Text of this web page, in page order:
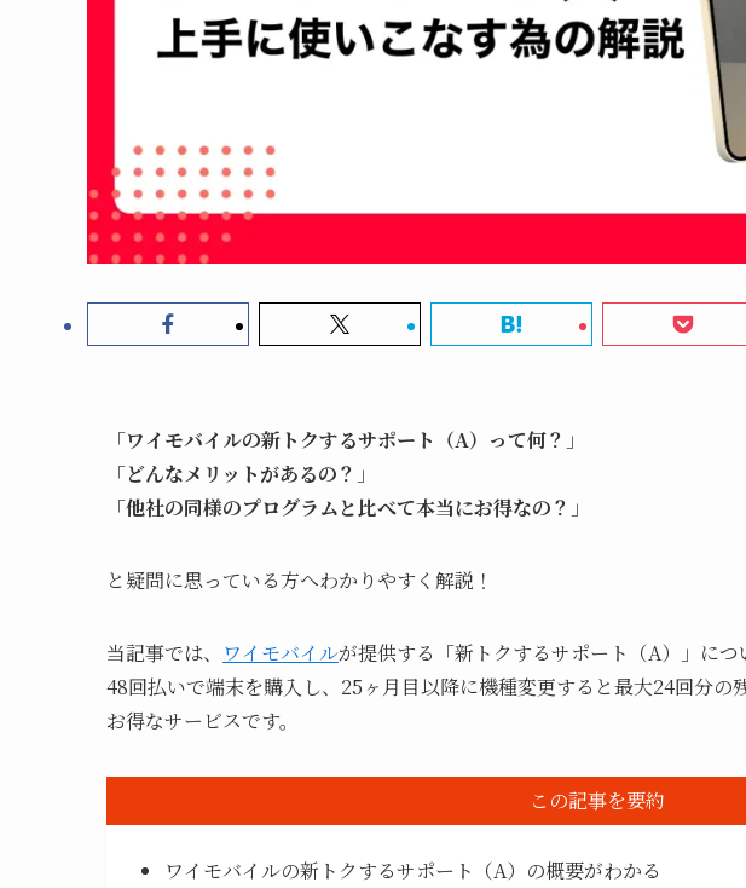
「ワイモバイルの新トクするサポート（A）って何？ 」
「どんなメリットがあるの？ 」
「他社の同様のプログラムと比べて本当にお得なの？ 」
と疑問に思っている方へわかりやすく解説！
当記事では、 ワイモバイルが提供する「新トクするサポート（A）」に
48回払いで端末を購入し、25ヶ月目以降に機種変更すると最大24回分の
お得なサービスです。
この記事を要約
ワイモバイルの新トクするサポート（A）の概要がわかる